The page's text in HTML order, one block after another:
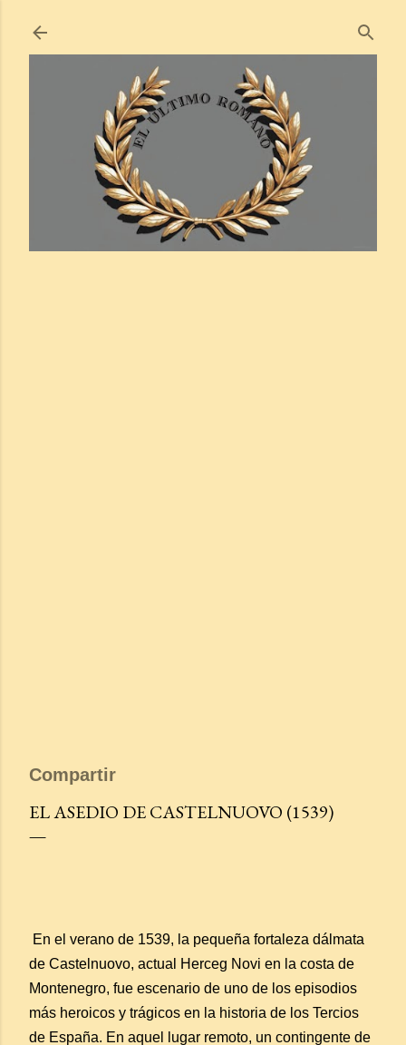
Compartir
EL ASEDIO DE CASTELNUOVO (1539)
En el verano de 1539, la pequeña fortaleza dálmata
de Castelnuovo, actual Herceg Novi en la costa de
Montenegro, fue escenario de uno de los episodios
más heroicos y trágicos en la historia de los Tercios
de España. En aquel lugar remoto, un contingente de